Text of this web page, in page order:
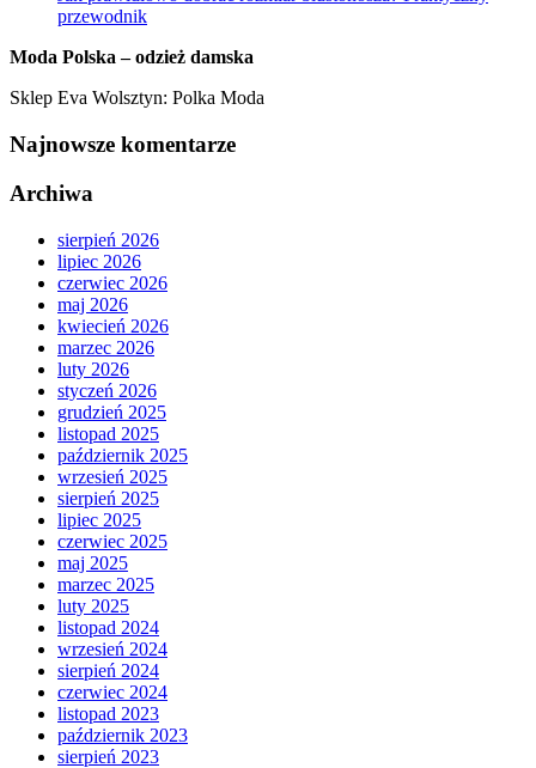
przewodnik
Moda Polska – odzież damska
Sklep Eva Wolsztyn: Polka Moda
Najnowsze komentarze
Archiwa
sierpień 2026
lipiec 2026
czerwiec 2026
maj 2026
kwiecień 2026
marzec 2026
luty 2026
styczeń 2026
grudzień 2025
listopad 2025
październik 2025
wrzesień 2025
sierpień 2025
lipiec 2025
czerwiec 2025
maj 2025
marzec 2025
luty 2025
listopad 2024
wrzesień 2024
sierpień 2024
czerwiec 2024
listopad 2023
październik 2023
sierpień 2023